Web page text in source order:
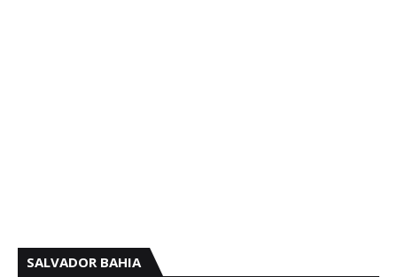
SALVADOR BAHIA